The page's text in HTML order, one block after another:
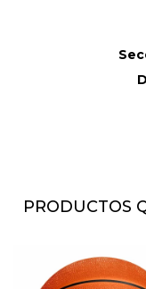
PRODUCTOS